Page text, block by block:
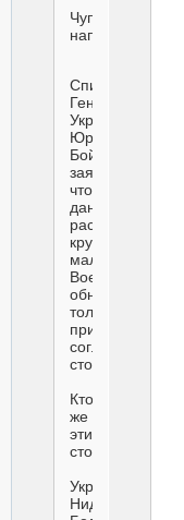
Чупакабра
написал(а):
Спикер
Украины
Юрий
Бойченко
заявил,
что
данные
расследования
крушения
малайзийского
Boeing
обнародуют
только
при
согласии
сторон.
Кто
же
эти
стороны?
Украина,
Нидерланды,